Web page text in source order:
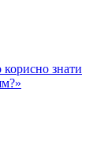
знати